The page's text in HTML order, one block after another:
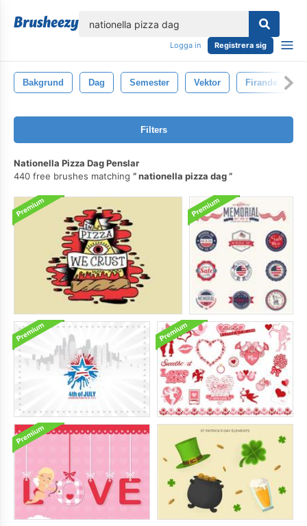
Logga in Registrera sig
Bakgrund Dag Semester Vektor Firande
Filters
Nationella Pizza Dag Penslar
440 free brushes matching
nationella pizza dag